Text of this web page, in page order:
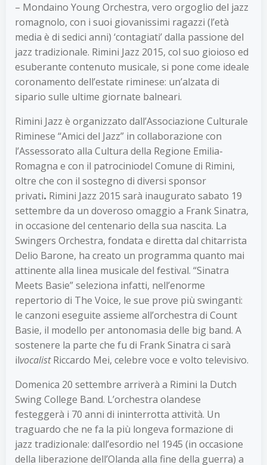
– Mondaino Young Orchestra, vero orgoglio del jazz
romagnolo, con i suoi giovanissimi ragazzi (l’età
media è di sedici anni) ‘contagiati’ dalla passione del
jazz tradizionale. Rimini Jazz 2015, col suo gioioso ed
esuberante contenuto musicale, si pone come ideale
coronamento dell’estate riminese: un’alzata di
sipario sulle ultime giornate balneari.
Rimini Jazz è organizzato dall’Associazione Culturale
Riminese “Amici del Jazz” in collaborazione con
l’Assessorato alla Cultura della Regione Emilia-
Romagna e con il patrociniodel Comune di Rimini,
oltre che con il sostegno di diversi sponsor
privati. Rimini Jazz 2015 sarà inaugurato sabato 19
settembre da un doveroso omaggio a Frank Sinatra,
in occasione del centenario della sua nascita. La
Swingers Orchestra, fondata e diretta dal chitarrista
Delio Barone, ha creato un programma quanto mai
attinente alla linea musicale del festival. “Sinatra
Meets Basie” seleziona infatti, nell’enorme
repertorio di The Voice, le sue prove più swinganti:
le canzoni eseguite assieme all’orchestra di Count
Basie, il modello per antonomasia delle big band. A
sostenere la parte che fu di Frank Sinatra ci sarà
ilvocalistRiccardo Mei, celebre voce e volto televisivo.
Domenica 20 settembre arriverà a Rimini la Dutch
Swing College Band. L’orchestra olandese
festeggerà i 70 anni di ininterrotta attività. Un
traguardo che ne fa la più longeva formazione di
jazz tradizionale: dall’esordio nel 1945 (in occasione
della liberazione dell’Olanda alla fine della guerra) a